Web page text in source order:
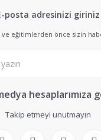
posta adresinizi giriniz
ve eğitimlerden önce sizin
hesaplarımıza
Takip etmeyi unutmayın